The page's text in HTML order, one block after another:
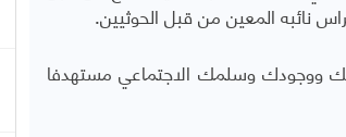
نائبه المعين من قبل الحوثيين.
ووجودك وسلمك الاجتماعي مستهدفا